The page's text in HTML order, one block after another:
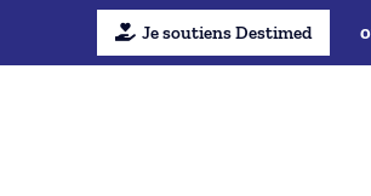
Je soutiens Destimed